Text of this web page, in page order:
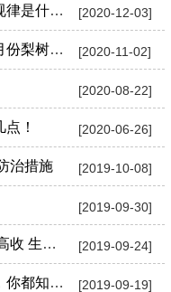
[2020-12-03]
什么？
[2020-11-02]
理方法！
[2020-08-22]
[2020-06-26]
！
[2019-10-08]
治措施
[2019-09-30]
[2019-09-24]
肥技巧
[2019-09-19]
道吗？